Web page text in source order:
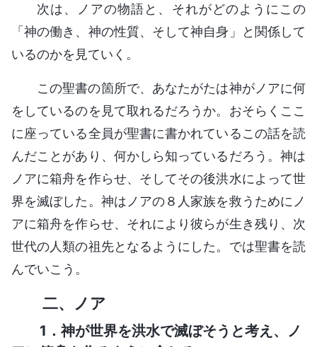
次は、ノアの物語と、それがどのようにこの
「神の働き、神の性質、そして神自身」と関係して
いるのかを見ていく。
この聖書の箇所で、あなたがたは神がノアに何
をしているのを見て取れるだろうか。おそらくここ
に座っている全員が聖書に書かれているこの話を読
んだことがあり、何かしら知っているだろう。神は
ノアに箱舟を作らせ、そしてその後洪水によって世
界を滅ぼした。神はノアの８人家族を救うためにノ
アに箱舟を作らせ、それにより彼らが生き残り、次
世代の人類の祖先となるようにした。では聖書を読
んでいこう。
二、ノア
1．神が世界を洪水で滅ぼそうと考え、ノ